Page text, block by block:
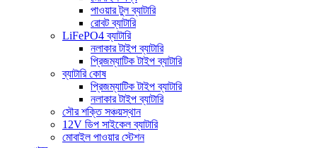
পাওয়ার টুল ব্যাটারি
রোবট ব্যাটারি
LiFePO4 ব্যাটারি
নলাকার টাইপ ব্যাটারি
প্রিজম্যাটিক টাইপ ব্যাটারি
ব্যাটারি কোষ
প্রিজম্যাটিক টাইপ ব্যাটারি
নলাকার টাইপ ব্যাটারি
সৌর শক্তি সঞ্চয়স্থান
12V ডিপ সাইকেল ব্যাটারি
মোবাইল পাওয়ার স্টেশন